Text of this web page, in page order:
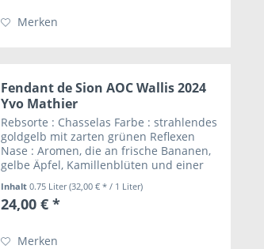
Merken
Fendant de Sion AOC Wallis 2024
Yvo Mathier
Rebsorte : Chasselas Farbe : strahlendes
goldgelb mit zarten grünen Reflexen
Nase : Aromen, die an frische Bananen,
gelbe Äpfel, Kamillenblüten und einer
Papaya erinnern Zunge : sehr
mineralischer...
Inhalt0.75 Liter(32,00 € * / 1 Liter)
24,00 € *
Merken